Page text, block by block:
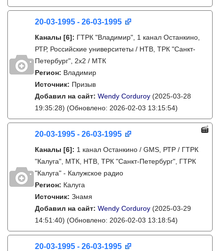
20-03-1995 - 26-03-1995
Каналы [6]: ГТРК "Владимир", 1 канал Останкино,
РТР, Российские университеты / НТВ, ТРК "Санкт-
Петербург", 2х2 / МТК
Регион: Владимир
Источник: Призыв
Добавил на сайт: Wendy Corduroy (2025-03-28
19:35:28) (Обновлено: 2026-02-03 13:15:54)
20-03-1995 - 26-03-1995
Каналы [6]: 1 канал Останкино / GMS, РТР / ГТРК
"Калуга", МТК, НТВ, ТРК "Санкт-Петербург", ГТРК
"Калуга" - Калужское радио
Регион: Калуга
Источник: Знамя
Добавил на сайт: Wendy Corduroy (2025-03-29
14:51:40) (Обновлено: 2026-02-03 13:18:54)
20-03-1995 - 26-03-1995